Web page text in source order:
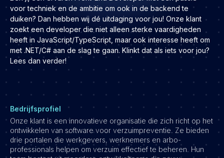
Development
Engineering & leadership
Executive search
Marketing
Product
Sales
Specialistische techrollen
Support
Operations & HR
Inzichten
voor techniek en de ambitie om ook in de backend te
duiken? Dan hebben wij dé uitdaging voor jou! Onze klant
zoekt een developer die niet alleen sterke vaardigheden
heeft in JavaScript/TypeScript, maar ook interesse heeft om
met .NET/C# aan de slag te gaan. Klinkt dat als iets voor jou?
Lees dan verder!
Bedrijfsprofiel
Onze klant is een innovatieve organisatie die zich richt op het
ontwikkelen van software voor verzuimpreventie. Ze bieden
drie portalen die werkgevers, werknemers en arbo-
professionals helpen om verzuim effectief te beheren. Hun